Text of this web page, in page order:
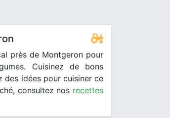
près de Montgeron pour
Cuisinez de bons
des idées pour cuisiner ce
consultez nos recettes